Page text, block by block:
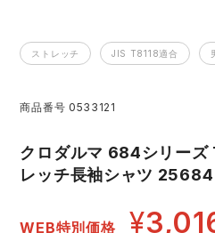
つなぎ
電熱ウェア・ヒートウェア
刺繍・プリント加工対象商
コーコス ランキング
アイトス ランキング
ジーベック ランキング
ニオイクリア
エアークラフト
サーヴォ
アタックベース
ストレッチ JIS T8118適合
商品番号 0533121
クロダルマ 684シリーズ
レッチ長袖シャツ 25684
WEB特別価格 ¥